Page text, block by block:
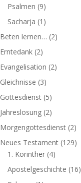
Psalmen (9)
Sacharja (1)
Beten lernen… (2)
Erntedank (2)
Evangelisation (2)
Gleichnisse (3)
Gottesdienst (5)
Jahreslosung (2)
Morgengottesdienst (2)
Neues Testament (129)
1. Korinther (4)
Apostelgeschichte (16)